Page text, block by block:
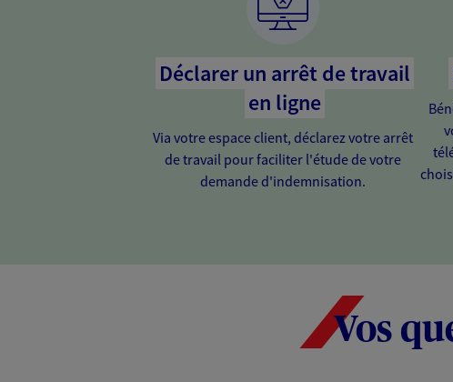
Déclarer un arrêt de travail
en ligne
Via votre espace client, déclarez votre arrêt
de travail pour faciliter l'étude de votre
demande d'indemnisation.
Vos